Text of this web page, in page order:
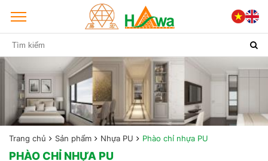
Trang chủ Sản phẩm Nhựa PU Phào chỉ nhựa PU
PHÀO CHỈ NHỰA PU